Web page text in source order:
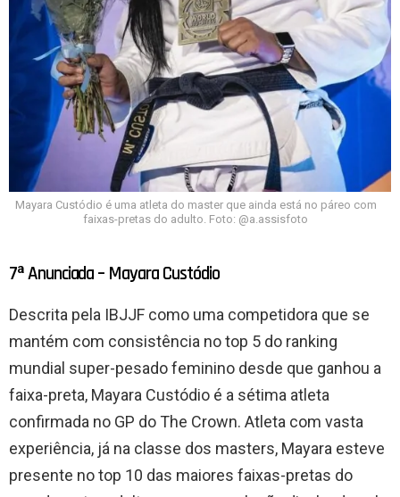
Mayara Custódio é uma atleta do master que ainda está no páreo com
faixas-pretas do adulto. Foto: @a.assisfoto
7ª Anunciada – Mayara Custódio
Descrita pela IBJJF como uma competidora que se
mantém com consistência no top 5 do ranking
mundial super-pesado feminino desde que ganhou a
faixa-preta, Mayara Custódio é a sétima atleta
confirmada no GP do The Crown. Atleta com vasta
experiência, já na classe dos masters, Mayara esteve
presente no top 10 das maiores faixas-pretas do